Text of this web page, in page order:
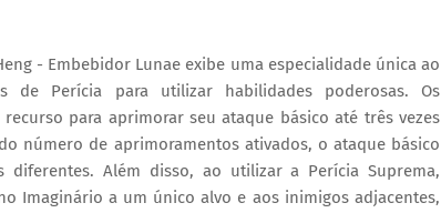
- Embebidor Lunae exibe uma especialidade única ao
de Perícia para utilizar habilidades poderosas. Os
para aprimorar seu ataque básico até três vezes
número de aprimoramentos ativados, o ataque básico
diferentes. Além disso, ao utilizar a Perícia Suprema,
Imaginário a um único alvo e aos inimigos adjacentes,